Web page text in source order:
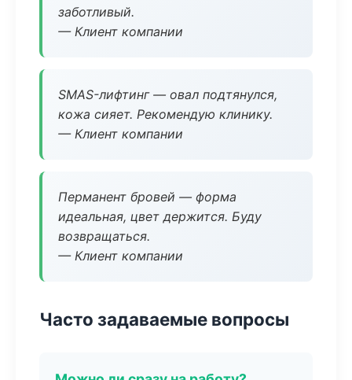
заботливый.
— Клиент компании
SMAS-лифтинг — овал подтянулся,
кожа сияет. Рекомендую клинику.
— Клиент компании
Перманент бровей — форма
идеальная, цвет держится. Буду
возвращаться.
— Клиент компании
Часто задаваемые вопросы